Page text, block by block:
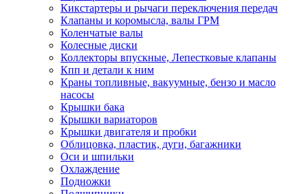
Кикстартеры и рычаги переключения передач
Клапаны и коромысла, валы ГРМ
Коленчатые валы
Колесные диски
Коллекторы впускные, Лепестковые клапаны
Кпп и детали к ним
Краны топливные, вакуумные, бензо и масло
насосы
Крышки бака
Крышки вариаторов
Крышки двигателя и пробки
Облицовка, пластик, дуги, багажники
Оси и шпильки
Охлаждение
Подножки